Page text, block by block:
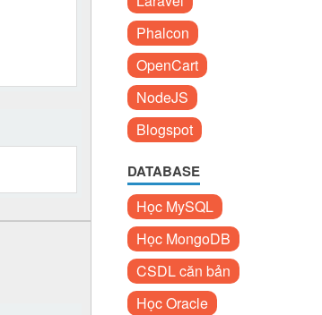
Phalcon
OpenCart
NodeJS
Blogspot
DATABASE
Học MySQL
Học MongoDB
CSDL căn bản
Học Oracle